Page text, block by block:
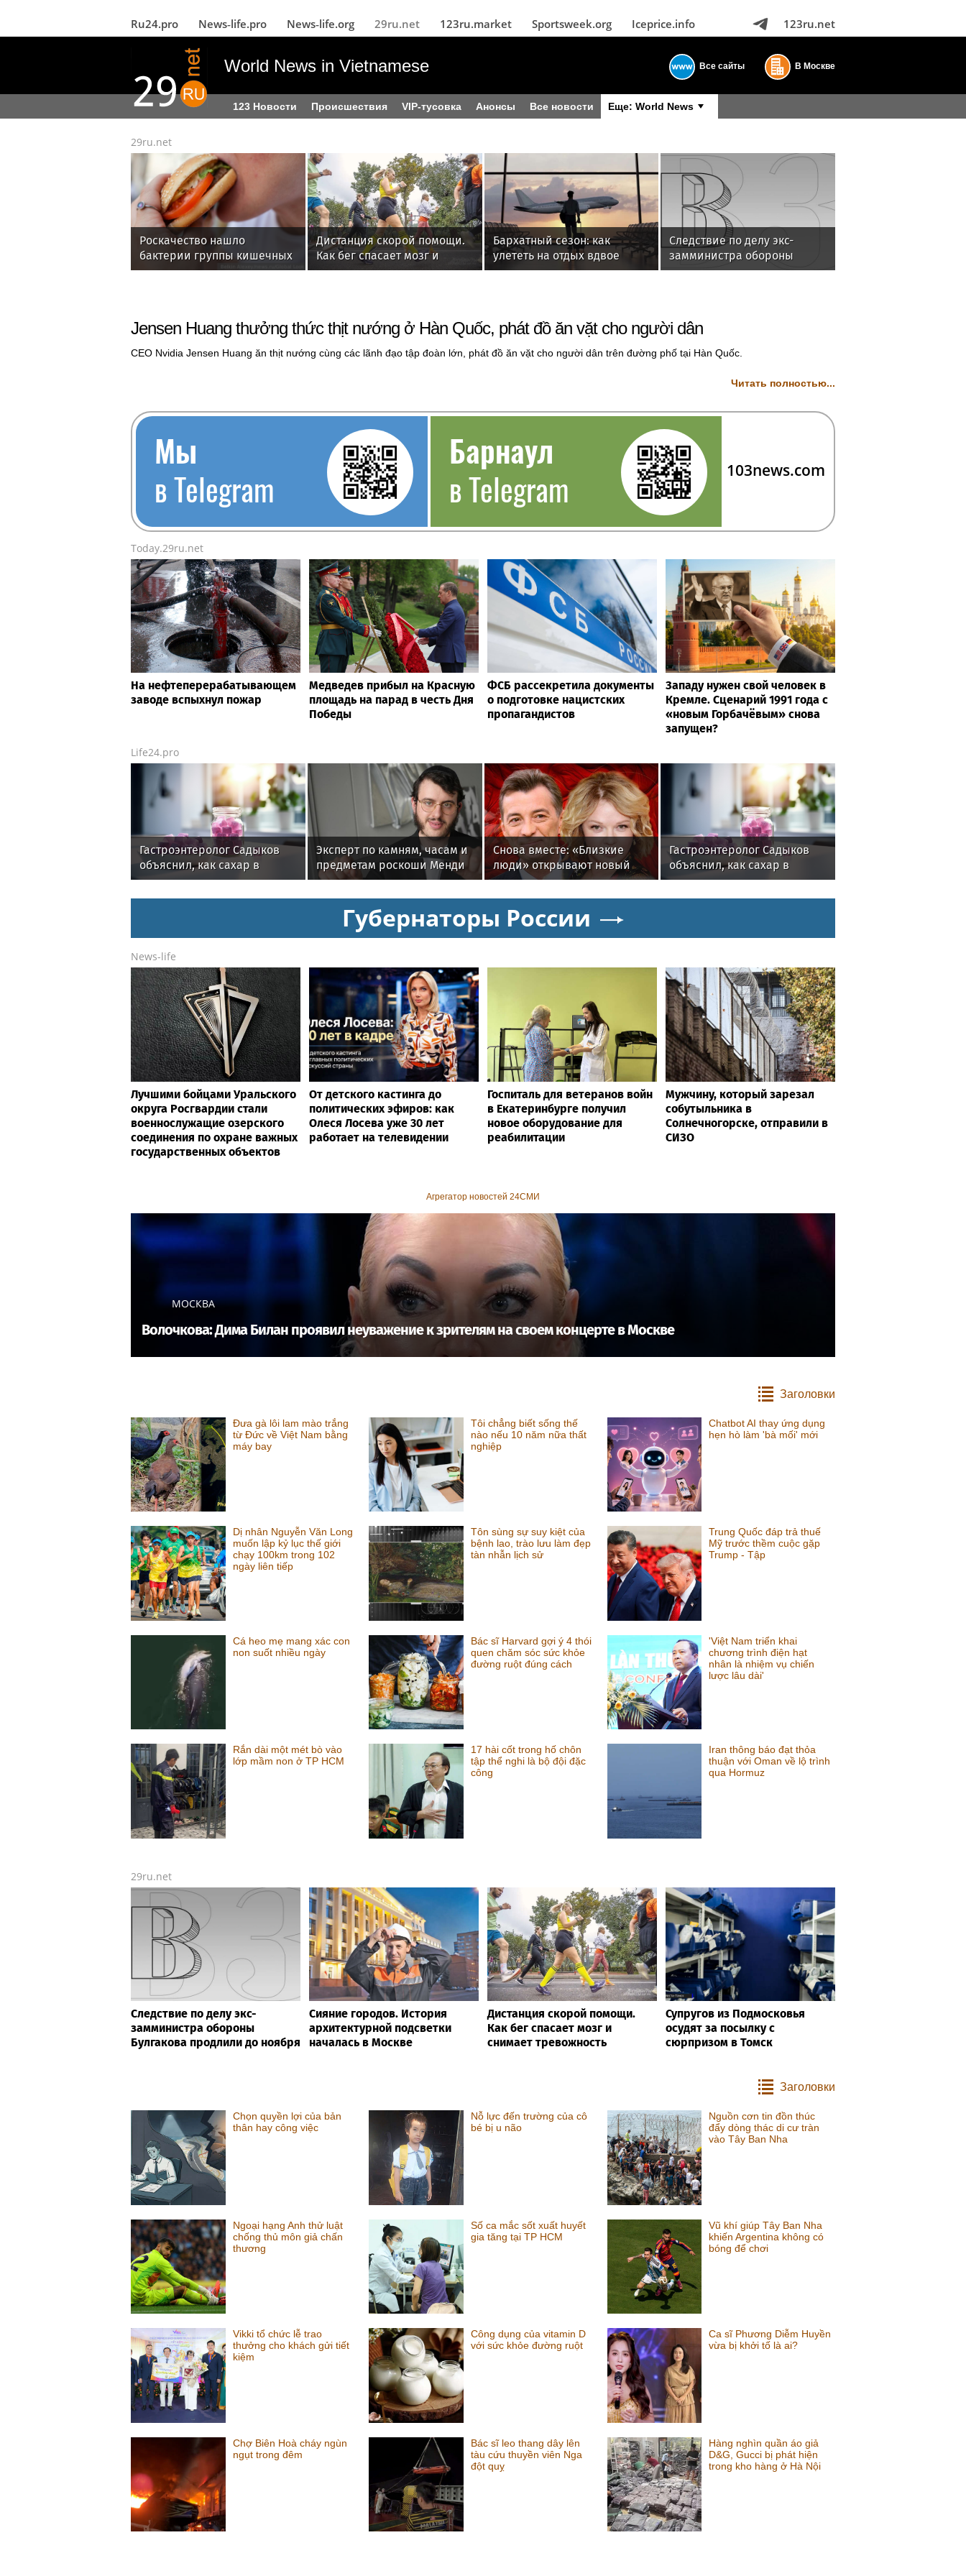
Ru24.pro News‑life.pro News‑life.org 29ru.net 123ru.market Sportsweek.org Iceprice.info 123ru.net
World News in Vietnamese Все сайты В Москве
123 Новости Происшествия VIP-тусовка Анонсы Все новости Еще: World News
29ru.net
Роскачество нашло
бактерии группы кишечных
палочек в бургерах пяти
Дистанция скорой помощи.
Как бег спасает мозг и
снимает тревожность
Бархатный сезон: как
улететь на отдых вдвое
дешевле — 7 проверенных
Следствие по делу экс-
замминистра обороны
Булгакова продлили до
Jensen Huang thưởng thức thịt nướng ở Hàn Quốc, phát đồ ăn vặt cho người dân
CEO Nvidia Jensen Huang ăn thịt nướng cùng các lãnh đạo tập đoàn lớn, phát đồ ăn vặt cho người dân trên đường phố tại Hàn Quốc.
Читать полностью...
Мы
в Telegram
Барнаул
в Telegram
103news.com
Today.29ru.net
На нефтеперерабатывающем
заводе вспыхнул пожар
Медведев прибыл на Красную
площадь на парад в честь Дня
Победы
ФСБ рассекретила документы
о подготовке нацистских
пропагандистов
Западу нужен свой человек в
Кремле. Сценарий 1991 года с
«новым Горбачёвым» снова
запущен?
Life24.pro
Гастроэнтеролог Садыков
объяснил, как сахар в
рационе ускоряет
изнашивание тканей
Эксперт по камням, часам и
предметам роскоши Менди
Лифшиц: какие украшения
не любят солнца моря и
бассейн
Снова вместе: «Близкие
люди» открывают новый
театральный сезон
Гастроэнтеролог Садыков
объяснил, как сахар в
рационе ускоряет
изнашивание тканей
Губернаторы России
News-life
Лучшими бойцами Уральского
округа Росгвардии стали
военнослужащие озерского
соединения по охране важных
государственных объектов
От детского кастинга до
политических эфиров: как
Олеся Лосева уже 30 лет
работает на телевидении
Госпиталь для ветеранов войн
в Екатеринбурге получил
новое оборудование для
реабилитации
Мужчину, который зарезал
собутыльника в
Солнечногорске, отправили в
СИЗО
Агрегатор новостей 24СМИ
МОСКВА
Волочкова: Дима Билан проявил неуважение к зрителям на своем концерте в Москве
Заголовки
Đưa gà lôi lam mào trắng
từ Đức về Việt Nam bằng
máy bay
Tôi chẳng biết sống thế
nào nếu 10 năm nữa thất
nghiệp
Chatbot AI thay ứng dụng
hẹn hò làm 'bà mối' mới
Dị nhân Nguyễn Văn Long
muốn lập kỷ lục thế giới
chạy 100km trong 102
ngày liên tiếp
Tôn sùng sự suy kiệt của
bệnh lao, trào lưu làm đẹp
tàn nhẫn lịch sử
Trung Quốc đáp trả thuế
Mỹ trước thềm cuộc gặp
Trump - Tập
Cá heo mẹ mang xác con
non suốt nhiều ngày
Bác sĩ Harvard gợi ý 4 thói
quen chăm sóc sức khỏe
đường ruột đúng cách
'Việt Nam triển khai
chương trình điện hạt
nhân là nhiệm vụ chiến
lược lâu dài'
Rắn dài một mét bò vào
lớp mầm non ở TP HCM
17 hài cốt trong hố chôn
tập thể nghi là bộ đội đặc
công
Iran thông báo đạt thỏa
thuận với Oman về lộ trình
qua Hormuz
29ru.net
Следствие по делу экс-
замминистра обороны
Булгакова продлили до ноября
Сияние городов. История
архитектурной подсветки
началась в Москве
Дистанция скорой помощи.
Как бег спасает мозг и
снимает тревожность
Супругов из Подмосковья
осудят за посылку с
сюрпризом в Томск
Заголовки
Chọn quyền lợi của bản
thân hay công việc
Nỗ lực đến trường của cô
bé bị u não
Nguồn cơn tin đồn thúc
đẩy dòng thác di cư tràn
vào Tây Ban Nha
Ngoại hạng Anh thử luật
chống thủ môn giả chấn
thương
Số ca mắc sốt xuất huyết
gia tăng tại TP HCM
Vũ khí giúp Tây Ban Nha
khiến Argentina không có
bóng để chơi
Vikki tổ chức lễ trao
thưởng cho khách gửi tiết
kiệm
Công dụng của vitamin D
với sức khỏe đường ruột
Ca sĩ Phương Diễm Huyền
vừa bị khởi tố là ai?
Chợ Biên Hoà cháy ngùn
ngụt trong đêm
Bác sĩ leo thang dây lên
tàu cứu thuyền viên Nga
đột quỵ
Hàng nghìn quần áo giả
D&G, Gucci bị phát hiện
trong kho hàng ở Hà Nội